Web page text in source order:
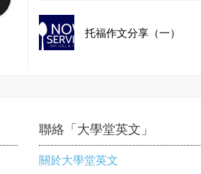
托福作文分享（一）
聯絡「大學堂英文」
關於大學堂英文